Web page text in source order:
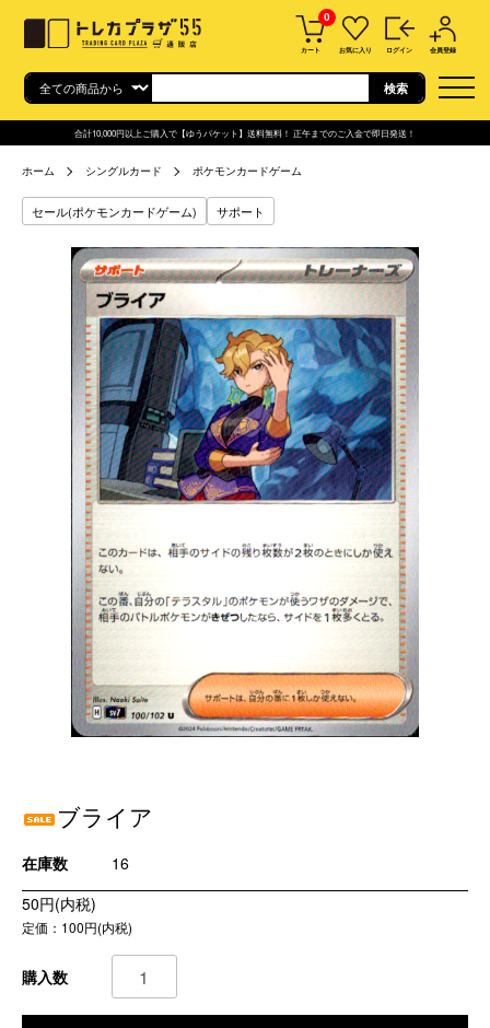
0
カート お気に入り ログイン 会員登録
合計10,000円以上ご購入で【ゆうパケット】送料無料！ 正午までのご入金で即日発送！
ホーム シングルカード ポケモンカードゲーム
セール(ポケモンカードゲーム) サポート
ブライア
在庫数
16
50円(内税)
定価：100円(内税)
購入数